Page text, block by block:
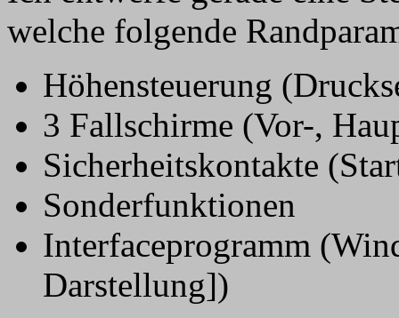
welche folgende
Höhensteuerung
3 Fallschirme (Vor-,
Sicherheitskontakte
Sonderfunktionen
Interfaceprogramm
Darstellung])